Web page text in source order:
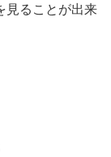
見ることが出来